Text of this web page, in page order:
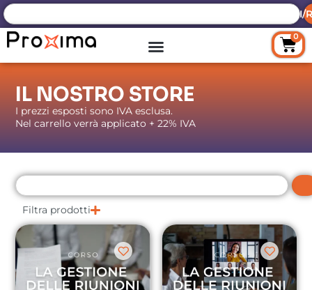
ACCEDI/
0
IL NOSTRO STORE
I prezzi esposti sono IVA esclusa.
Nel carrello verrà applicato + 22% IVA
Filtra prodotti